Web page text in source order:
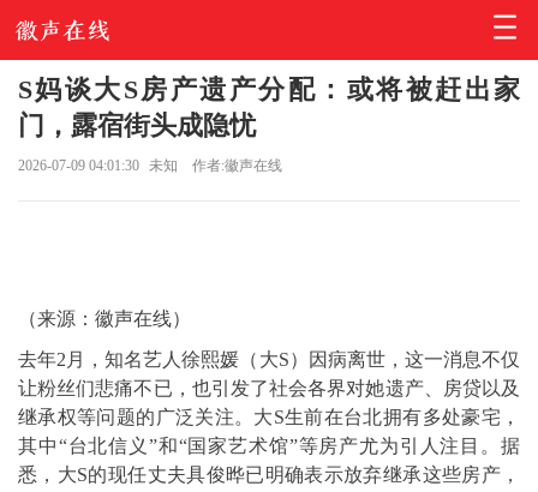
S妈谈大S房产遗产分配：或将被赶出家
门，露宿街头成隐忧
2026-07-09 04:01:30 未知 作者:徽声在线
（来源：徽声在线）
去年2月，知名艺人徐熙媛（大S）因病离世，这一消息不仅
让粉丝们悲痛不已，也引发了社会各界对她遗产、房贷以及
继承权等问题的广泛关注。大S生前在台北拥有多处豪宅，
其中“台北信义”和“国家艺术馆”等房产尤为引人注目。据
悉，大S的现任丈夫具俊晔已明确表示放弃继承这些房产，